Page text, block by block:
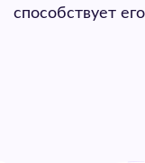
способствует